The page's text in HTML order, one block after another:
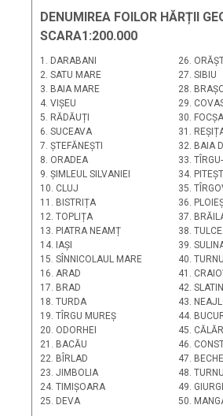
DENUMIREA FOILOR HĂRȚII
SCARA1:200.000
1. DARABANI
2. SATU MARE
3. BAIA MARE
4. VIȘEU
5. RĂDĂUȚI
6. SUCEAVA
7. ȘTEFĂNEȘTI
8. ORADEA
9. ȘIMLEUL SILVANIEI
10. CLUJ
11. BISTRIȚA
12. TOPLIȚA
13. PIATRA NEAMȚ
14. IAȘI
15. SÎNNICOLAUL MARE
16. ARAD
17. BRAD
18. TURDA
19. TÎRGU MUREȘ
20. ODORHEI
21. BACĂU
22. BÎRLAD
23. JIMBOLIA
24. TIMIȘOARA
25. DEVA
26.
27. SIBIU
28.
29.
30.
31.
32. BAIA
33.
34. PITEȘTI
35.
36.
37.
38.
39.
40.
41.
42.
43.
44.
45.
46.
47.
48.
49.
50.